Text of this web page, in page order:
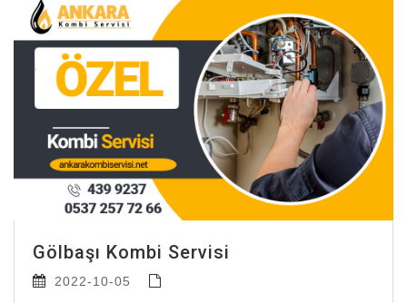
Gölbaşı Kombi Servisi
2022-10-05